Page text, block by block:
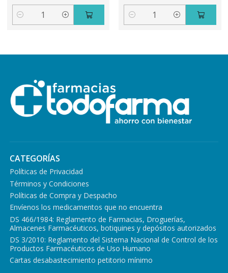
Cantidad Cantidad
CATEGORÍAS
Políticas de Privacidad
Términos y Condiciones
Políticas de Compra y Despacho
Envíenos los medicamentos que no encuentra
DS 466/1984: Reglamento de Farmacias, Droguerías,
Almacenes Farmacéuticos, botiquines y depósitos autorizados
DS 3/2010: Reglamento del Sistema Nacional de Control de los
Productos Farmacéuticos de Uso Humano
Cartas desabastecimiento petitorio mínimo